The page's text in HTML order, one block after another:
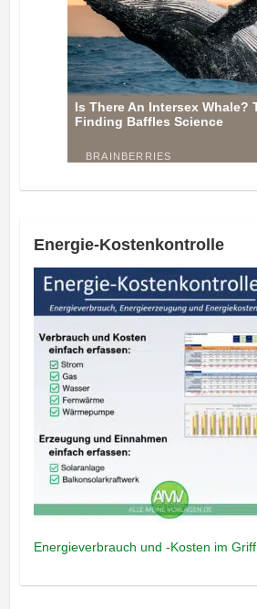
Energie-Kostenkontrolle
Energieverbrauch und -Kosten im Griff